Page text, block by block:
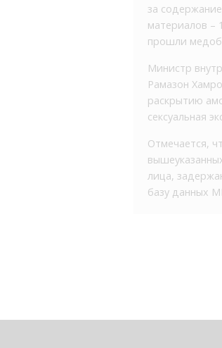
за
материалов –
прошли
Министр
Рамазон
раскрытию
сексуальная
Отмечается,
лица,
базу данных